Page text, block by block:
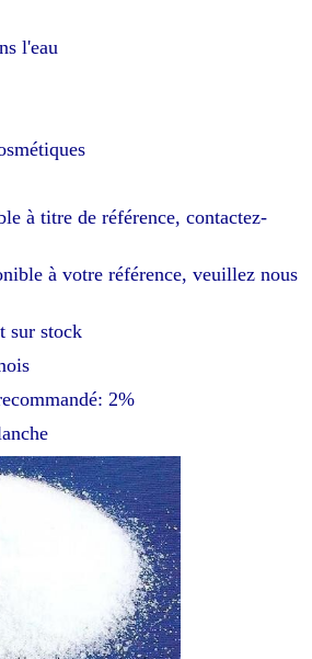
l'eau
à titre de référence, contactez-
à votre référence, veuillez nous
sur stock
2%